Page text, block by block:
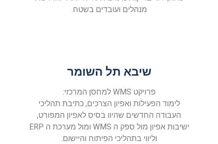
מנהלים ועובדים בשטח.​​
שיבא תל השומר
פרויקט WMS למחסן המרכזי:
לימוד הפעילות ואפיון הצרכים, כתיבת תהליכי
העבודה החדשים שהיוו בסיס לאפיון המפורט,
ישיבות אפיון מול ספק ה WMS ומול מערכת ה ERP
וליווי בתהליכי הפיתוח והיישום.